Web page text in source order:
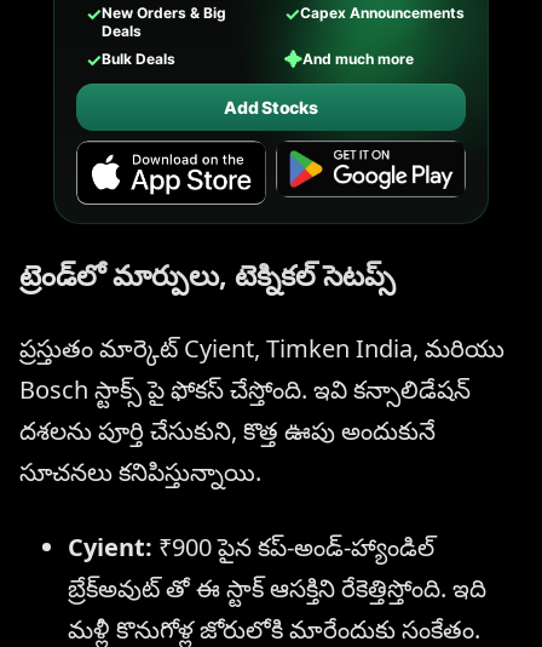
✓New Orders & Big
Deals
✓Capex Announcements
✓Bulk Deals ✦And much more
Add Stocks
ట్రెండ్‌లో మార్పులు, టెక్నికల్ సెటప్స్
ప్రస్తుతం మార్కెట్ Cyient, Timken India, మరియు
Bosch స్టాక్స్ పై ఫోకస్ చేస్తోంది. ఇవి కన్సాలిడేషన్
దశలను పూర్తి చేసుకుని, కొత్త ఊపు అందుకునే
సూచనలు కనిపిస్తున్నాయి.
Cyient: ₹900 పైన కప్-అండ్-హ్యాండిల్
బ్రేక్‌అవుట్ తో ఈ స్టాక్ ఆసక్తిని రేకెత్తిస్తోంది. ఇది
మళ్లీ కొనుగోళ్ల జోరులోకి మారేందుకు సంకేతం.